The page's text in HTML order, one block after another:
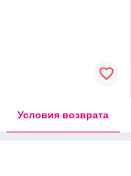
Условия возврата